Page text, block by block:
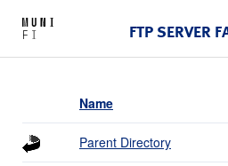
FTP SERVER
Name
Parent Directory